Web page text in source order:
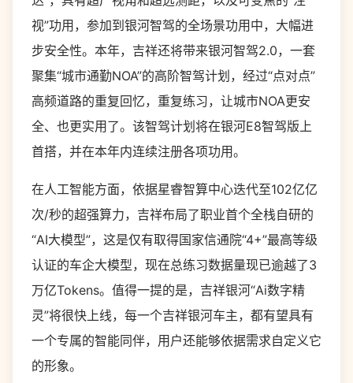
视”功用，参加到银河智驾的全场景功用中，大幅进
步安全性。本年，吉祥还将带来银河智驾2.0，一套
聚集“城市通勤NOA”的高阶智驾计划，经过“点对点”
高频道路的重复回忆，重复练习，让城市NOA更安
全、也更实用了。该智驾计划将在银河E8智驾版上
首搭，并在本年内连续注册各项功用。
在人工智能方面，依据星睿智算中心迭代至102亿亿
次/秒的超强算力，吉祥布局了职业首个全栈自研的
“AI大模型”，这是仅有取得国家信通院“4+”最高等级
认证的车企大模型，现在总练习数据量现已逾越了3
万亿Tokens。值得一提的是，吉祥银河“Ai数字精
灵”将很快上线，每一个吉祥银河车主，都有望具有
一个专属的智能同伴，用户还能够依据需求自定义它
的形象。